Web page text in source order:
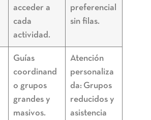
acceder a
cada
actividad.
preferencial
sin filas.
Guías
coordinand
o grupos
grandes y
masivos.
Atención
personaliza
da: Grupos
reducidos y
asistencia